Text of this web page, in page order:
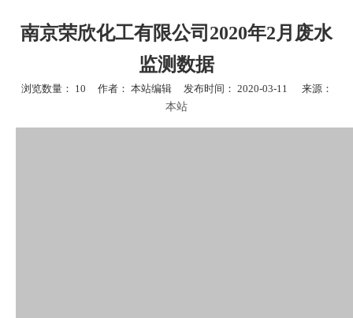
南京荣欣化工有限公司2020年2月废水
监测数据
浏览数量： 10 作者： 本站编辑 发布时间： 2020-03-11 来源：
本站